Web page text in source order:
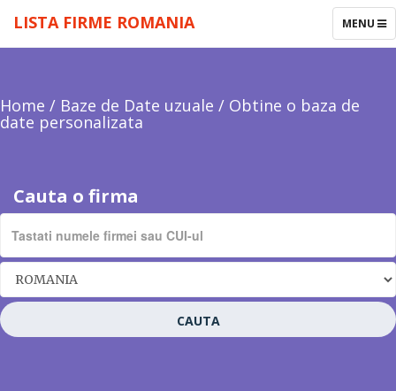
TOGGLE
MENU
LISTA FIRME ROMANIA
Home / Baze de Date uzuale / Obtine o baza de
date personalizata
Cauta o firma
CAUTA